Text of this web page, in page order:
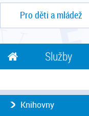
Pro děti a mládež
Služby
Knihovny